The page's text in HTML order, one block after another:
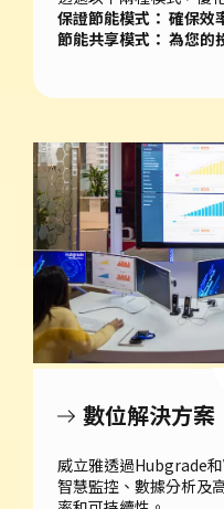
保證節能模式： 確保效
節能共享模式： 為您的
數位解決方案
威立雅透過Hubgrade
智慧監控、數據分析及